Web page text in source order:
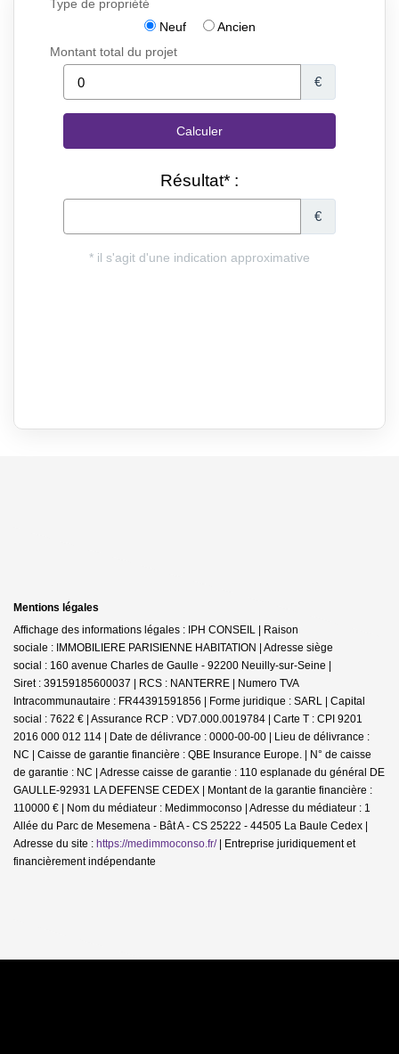
Mentions légales
Affichage des informations légales : IPH CONSEIL | Raison
sociale : IMMOBILIERE PARISIENNE HABITATION | Adresse siège
social : 160 avenue Charles de Gaulle - 92200 Neuilly-sur-Seine |
Siret : 39159185600037 | RCS : NANTERRE | Numero TVA
Intracommunautaire : FR44391591856 | Forme juridique : SARL | Capital
social : 7622 € | Assurance RCP : VD7.000.0019784 | Carte T : CPI 9201
2016 000 012 114 | Date de délivrance : 0000-00-00 | Lieu de délivrance :
NC | Caisse de garantie financière : QBE Insurance Europe. | N° de caisse
de garantie : NC | Adresse caisse de garantie : 110 esplanade du général DE
GAULLE-92931 LA DEFENSE CEDEX | Montant de la garantie financière :
110000 € | Nom du médiateur : Medimmoconso | Adresse du médiateur : 1
Allée du Parc de Mesemena - Bât A - CS 25222 - 44505 La Baule Cedex |
Adresse du site : https://medimmoconso.fr/| Entreprise juridiquement et
financièrement indépendante